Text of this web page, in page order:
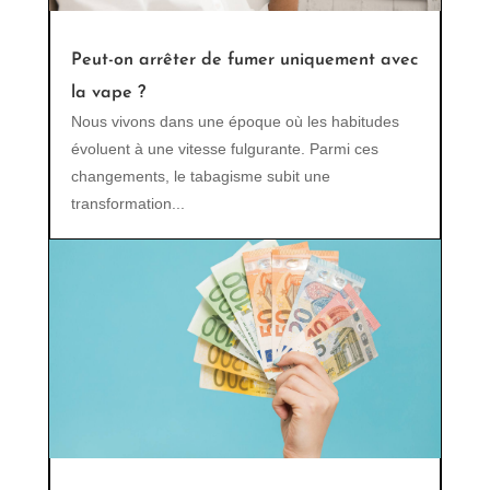
Peut-on arrêter de fumer uniquement avec
la vape ?
Nous vivons dans une époque où les habitudes
évoluent à une vitesse fulgurante. Parmi ces
changements, le tabagisme subit une
transformation...